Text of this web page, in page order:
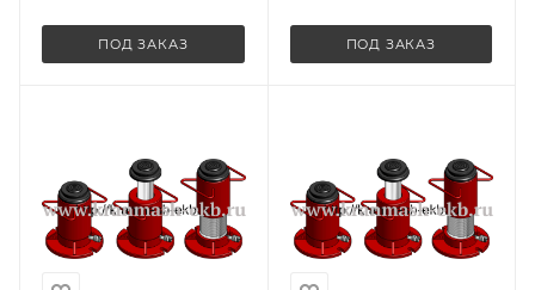
ПОД ЗАКАЗ ПОД ЗАКАЗ